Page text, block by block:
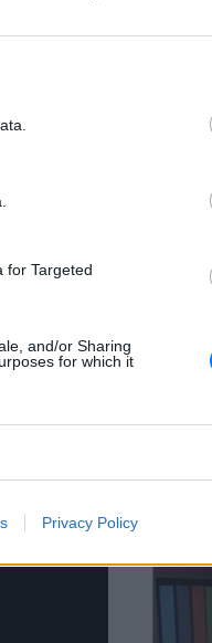
for Targeted
and/or Sharing
for which it
Privacy Policy